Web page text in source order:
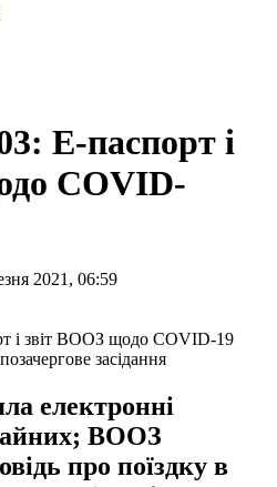
Е-паспорт і
COVID-
2021, 06:59
засідання
електронні
ВООЗ
про поїздку в